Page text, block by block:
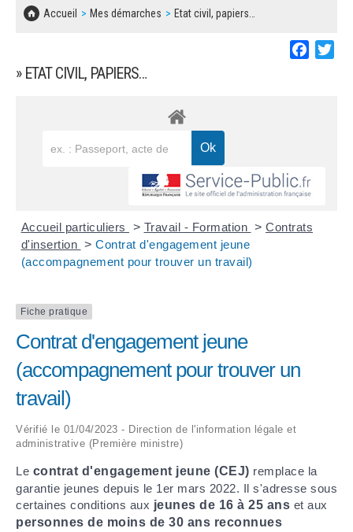
Accueil Mes démarches Etat civil, papiers…
» ETAT CIVIL, PAPIERS…
Accueil particuliers > Travail - Formation > Contrats
d'insertion > Contrat d'engagement jeune
(accompagnement pour trouver un travail)
Fiche pratique
Contrat d'engagement jeune
(accompagnement pour trouver un
travail)
Vérifié le 01/04/2023 - Direction de l'information légale et
administrative (Première ministre)
Le contrat d'engagement jeune (CEJ) remplace la
garantie jeunes depuis le 1er mars 2022. Il s'adresse sous
certaines conditions aux jeunes de 16 à 25 ans et aux
personnes de moins de 30 ans reconnues
CONCERTATIONS PUBLIQUES
SOLIDARITÉ, LOGEMENT
DECHETS
BESOIN D'UNE AIDE ?
LES ASSOCIATIONS
MARCHÉS PUBLICS
REGLEMENT LOCAL DE PUBLICITÉ
DECLARATION DE DEMARCHAGE
DOSSIER DE DEMANDE DE SUBVENTION
DEMANDE DE PRÊT DE MATERIEL
FICHE D'ORGANISATION MANIFESTATION
PLAN D'ACTION MUNICIPAL
ARRÊTÉS MUNICIPAUX
DÉLIBÉRATIONS